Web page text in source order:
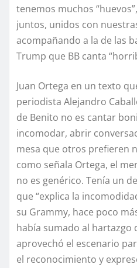
tenemos muchos
juntos, unidos con
acompañando a la de las
Trump que BB canta
Juan Ortega en un texto
periodista Alejandro
de Benito no es cantar
incomodar, abrir
mesa que otros prefieren
como señala Ortega, el
no es genérico. Tenía un
que “explica la
su Grammy, hace poco
había sumado al hartazgo
aprovechó el escenario
el reconocimiento y